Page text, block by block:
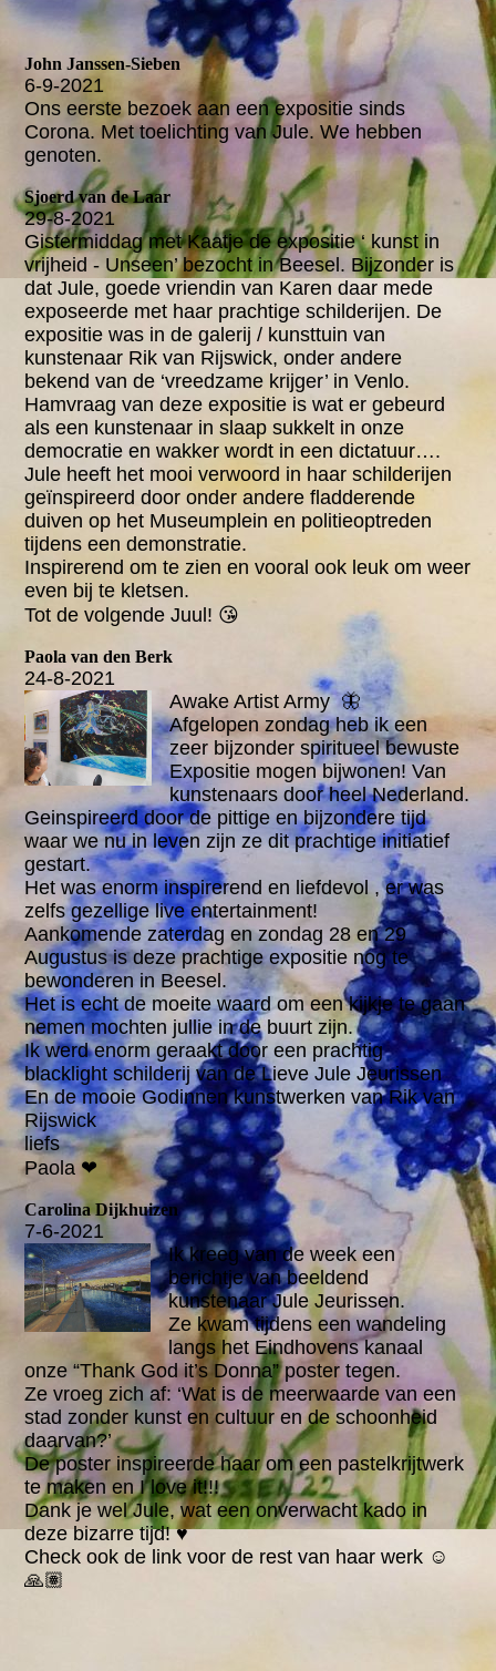
John Janssen-Sieben
6-9-2021
Ons eerste bezoek aan een expositie sinds
Corona. Met toelichting van Jule. We hebben
genoten.
Sjoerd van de Laar
29-8-2021
Gistermiddag met Kaatje de expositie ‘ kunst in
vrijheid - Unseen’ bezocht in Beesel. Bijzonder is
dat Jule, goede vriendin van Karen daar mede
exposeerde met haar prachtige schilderijen. De
expositie was in de galerij / kunsttuin van
kunstenaar Rik van Rijswick, onder andere
bekend van de ‘vreedzame krijger’ in Venlo.
Hamvraag van deze expositie is wat er gebeurd
als een kunstenaar in slaap sukkelt in onze
democratie en wakker wordt in een dictatuur….
Jule heeft het mooi verwoord in haar schilderijen
geïnspireerd door onder andere fladderende
duiven op het Museumplein en politieoptreden
tijdens een demonstratie.
Inspirerend om te zien en vooral ook leuk om weer
even bij te kletsen.
Tot de volgende Juul! 😘
Paola van den Berk
24-8-2021
Awake Artist Army 🦋
Afgelopen zondag heb ik een
zeer bijzonder spiritueel bewuste
Expositie mogen bijwonen! Van
kunstenaars door heel Nederland.
Geinspireerd door de pittige en bijzondere tijd
waar we nu in leven zijn ze dit prachtige initiatief
gestart.
Het was enorm inspirerend en liefdevol , er was
zelfs gezellige live entertainment!
Aankomende zaterdag en zondag 28 en 29
Augustus is deze prachtige expositie nog te
bewonderen in Beesel.
Het is echt de moeite waard om een kijkje te gaan
nemen mochten jullie in de buurt zijn.
Ik werd enorm geraakt door een prachtig
blacklight schilderij van de Lieve Jule Jeurissen
En de mooie Godinnen kunstwerken van Rik van
Rijswick
liefs
Paola ❤
Carolina Dijkhuizen
7-6-2021
Ik kreeg van de week een
berichtje van beeldend
kunstenaar Jule Jeurissen.
Ze kwam tijdens een wandeling
langs het Eindhovens kanaal
onze “Thank God it’s Donna” poster tegen.
Ze vroeg zich af: ‘Wat is de meerwaarde van een
stad zonder kunst en cultuur en de schoonheid
daarvan?’
De poster inspireerde haar om een pastelkrijtwerk
te maken en I love it!!!
Dank je wel Jule, wat een onverwacht kado in
deze bizarre tijd! ♥️
Check ook de link voor de rest van haar werk ☺️
🙏🏽